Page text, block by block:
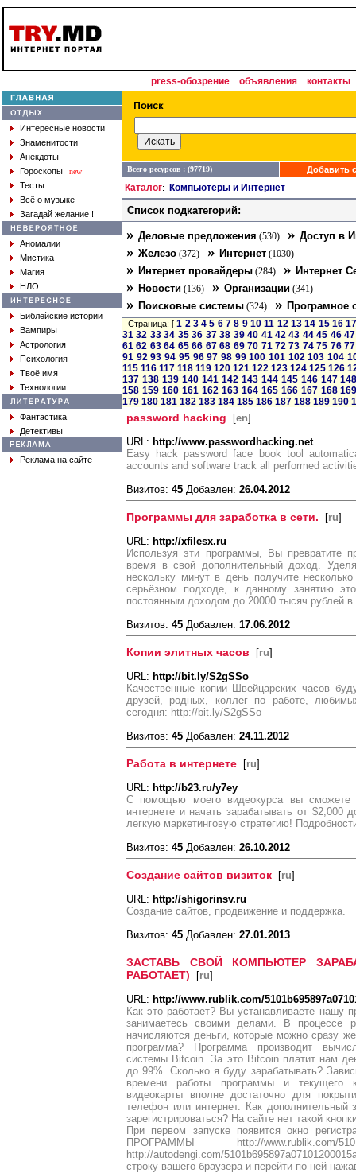
press-обозрение объявления контакты
Интересные новости
Знаменитости
Анекдоты
Гороскопы
new
Тесты
Всё о музыке
Загадай желание !
Аномалии
Мистика
Магия
НЛО
Библейские истории
Вампиры
Астрология
Психология
Твоё имя
Технологии
Фантастика
Детективы
Реклама на сайте
Всего ресурсов : (97719) Добавить
Каталог: Компьютеры и Интернет
Список подкатегорий:
» Деловые предложения (530) » Доступ в
» Железо (372) » Интернет (1030)
» Интернет провайдеры (284) » Интернет
» Новости (136) » Организации (341)
» Поисковые системы (324) » Програмное
Страница: [1 2 3 4 5 6 7 8 9 10 11 12 13 14 15 16
31 32 33 34 35 36 37 38 39 40 41 42 43 44 45 46 47
61 62 63 64 65 66 67 68 69 70 71 72 73 74 75 76 77
91 92 93 94 95 96 97 98 99 100 101 102 103 104
115 116 117 118 119 120 121 122 123 124 125 126
137 138 139 140 141 142 143 144 145 146 147
158 159 160 161 162 163 164 165 166 167 168
179 180 181 182 183 184 185 186 187 188 189 190
password hacking [en]
URL: http://www.passwordhacking.net
Easy hack password face book tool
accounts and software track all performed
Визитов: 45 Добавлен: 26.04.2012
Программы для заработка в сети. [ru]
URL: http://xfilesx.ru
Используя эти программы, Вы превратите
время в свой дополнительный доход.
нескольку минут в день получите
серьёзном подходе, к данному занятию
постоянным доходом до 20000 тысяч рублей
Визитов: 45 Добавлен: 17.06.2012
Копии элитных часов [ru]
URL: http://bit.ly/S2gSSo
Качественные копии Швейцарских часов
друзей, родных, коллег по работе,
сегодня: http://bit.ly/S2gSSo
Визитов: 45 Добавлен: 24.11.2012
Работа в интернете [ru]
URL: http://b23.ru/y7ey
С помощью моего видеокурса вы сможете
интернетe и начать зарабатывать от $2,000
легкую маркетинговую стратегию!
Визитов: 45 Добавлен: 26.10.2012
Создание сайтов визиток [ru]
URL: http://shigorinsv.ru
Создание сайтов, продвижение и поддержка.
Визитов: 45 Добавлен: 27.01.2013
ЗАСТАВЬ СВОЙ КОМПЬЮТЕР
РАБОТАЕТ) [ru]
URL: http://www.rublik.com/
Как это работает? Вы устанавливаете нашу
занимаетесь своими делами. В процессе
начисляются деньги, которые можно сразу
программа? Программа производит
системы Bitcoin. За это Bitcoin платит нам
до 99%. Сколько я буду зарабатывать?
времени работы программы и текущего
видеокарты вполне достаточно для
телефон или интернет. Как дополнительный
зарегистрироваться? На сайте нет такой
При первом запуске появится окно
ПРОГРАММЫ http://www.rublik.com/
http://autodengi.com/
строку вашего браузера и перейти по ней